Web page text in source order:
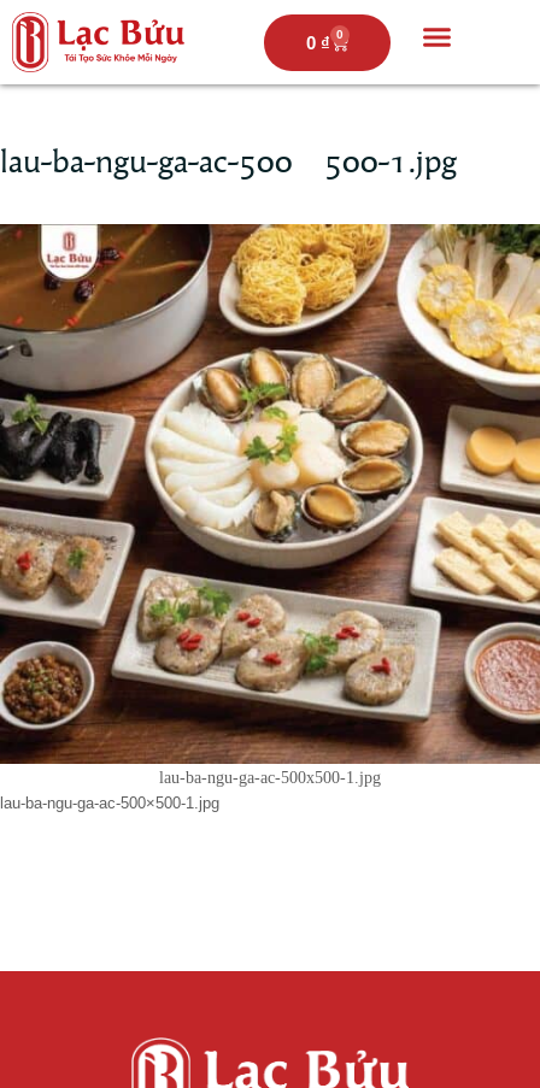
0 ₫ 0
lau-ba-ngu-ga-ac-500×500-1.jpg
lau-ba-ngu-ga-ac-500x500-1.jpg
lau-ba-ngu-ga-ac-500×500-1.jpg